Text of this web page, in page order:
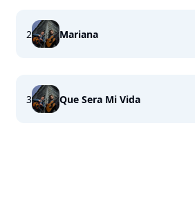
2 Mariana
3 Que Sera Mi Vida